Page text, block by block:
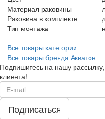
Материал раковины
Раковина в комплекте
Тип монтажа
Все товары категории
Все товары бренда Акватон
Подпишитесь на нашу
клиента!